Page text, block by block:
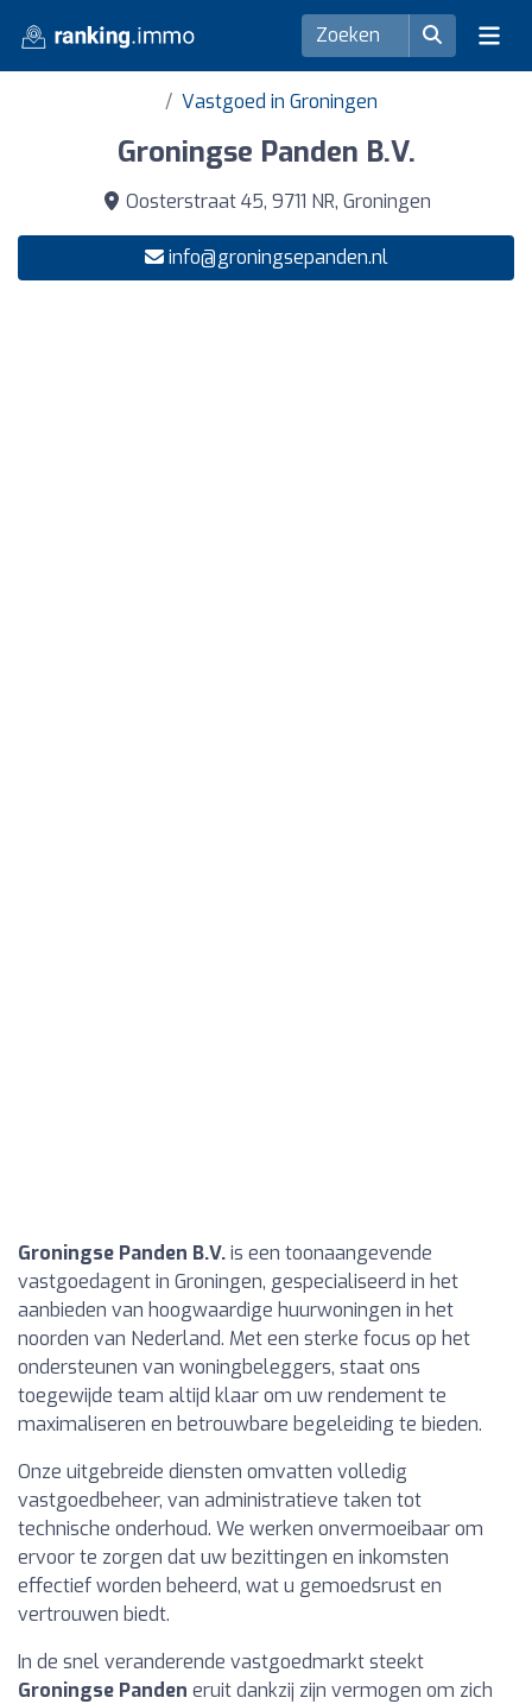
Vastgoed in Groningen
Groningse Panden B.V.
Oosterstraat 45, 9711 NR, Groningen
info@groningsepanden.nl
Groningse Panden B.V.is een toonaangevende
vastgoedagent in Groningen, gespecialiseerd in het
aanbieden van hoogwaardige huurwoningen in het
noorden van Nederland. Met een sterke focus op het
ondersteunen van woningbeleggers, staat ons
toegewijde team altijd klaar om uw rendement te
maximaliseren en betrouwbare begeleiding te bieden.
Onze uitgebreide diensten omvatten volledig
vastgoedbeheer, van administratieve taken tot
technische onderhoud. We werken onvermoeibaar om
ervoor te zorgen dat uw bezittingen en inkomsten
effectief worden beheerd, wat u gemoedsrust en
vertrouwen biedt.
In de snel veranderende vastgoedmarkt steekt
Groningse Panden eruit dankzij zijn vermogen om zich